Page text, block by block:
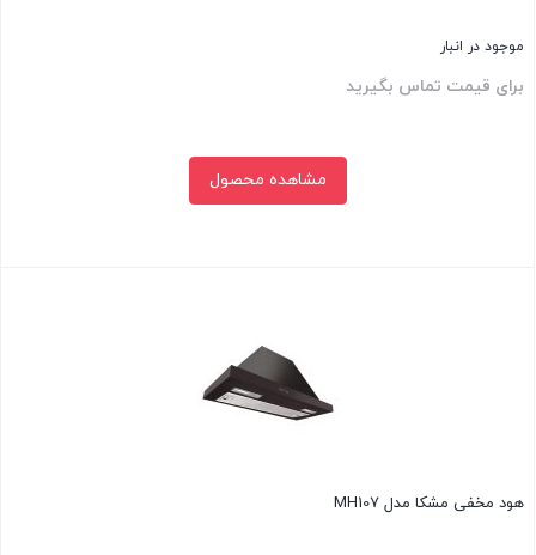
موجود در انبار
برای قیمت تماس بگیرید
مشاهده محصول
هود مخفی مشکا مدل MH107